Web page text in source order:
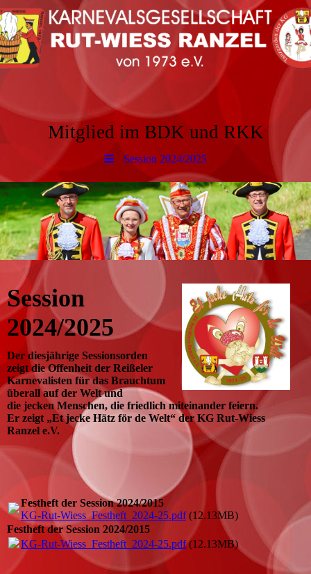
Mitglied im BDK und RKK
Session 2024/2025
Session
2024/2025
Der diesjährige Sessionsorden
zeigt die Offenheit der Reißeler
Karnevalisten für das Brauchtum
überall auf der Welt und
die jecken Menschen, die friedlich miteinander feiern.
Er zeigt „Et jecke Hätz för de Welt“ der KG Rut-Wiess
Ranzel e.V.
Festheft der Session 2024/2015
KG-Rut-Wiess_Festheft_2024-25.pdf(12.13MB)
Festheft der Session 2024/2015
KG-Rut-Wiess_Festheft_2024-25.pdf(12.13MB)